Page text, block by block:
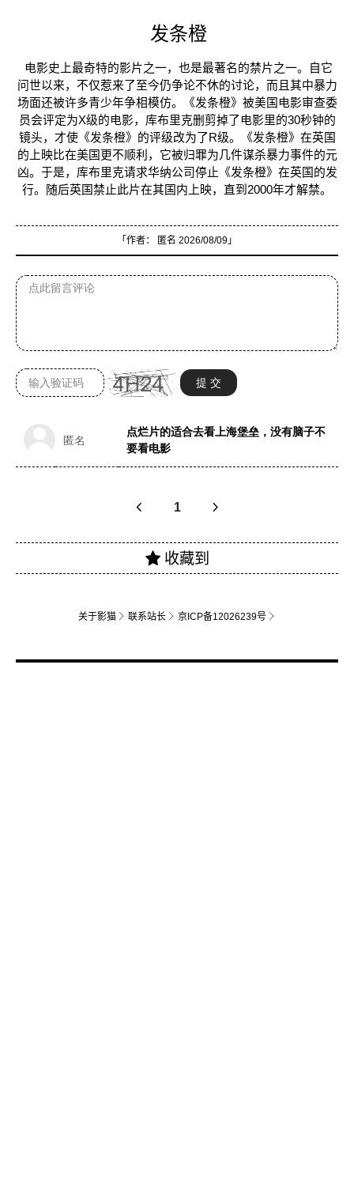
发条橙
电影史上最奇特的影片之一，也是最著名的禁片之一。自它
问世以来，不仅惹来了至今仍争论不休的讨论，而且其中暴力
场面还被许多青少年争相模仿。《发条橙》被美国电影审查委
员会评定为X级的电影，库布里克删剪掉了电影里的30秒钟的
镜头，才使《发条橙》的评级改为了R级。《发条橙》在英国
的上映比在美国更不顺利，它被归罪为几件谋杀暴力事件的元
凶。于是，库布里克请求华纳公司停止《发条橙》在英国的发
行。随后英国禁止此片在其国内上映，直到2000年才解禁。
「作者： 匿名 2026/08/09」
关于影猫 联系站长 京ICP备12026239号